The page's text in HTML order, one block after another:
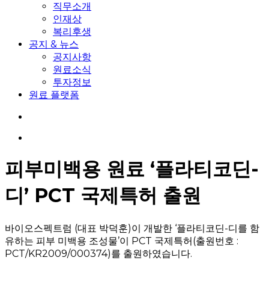
직무소개
인재상
복리후생
공지 & 뉴스
공지사항
원료소식
투자정보
원료 플랫폼
피부미백용 원료 ‘플라티코딘-
디’ PCT 국제특허 출원
바이오스펙트럼 (대표 박덕훈)이 개발한 ‘플라티코딘-디를 함
유하는 피부 미백용 조성물’이 PCT 국제특허(출원번호 :
PCT/KR2009/000374)를 출원하였습니다.